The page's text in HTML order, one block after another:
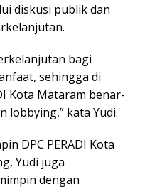
diskusi publik dan
bagi
sehingga di
Kota Mataram benar-
lobbying,” kata Yudi.
DPC PERADI Kota
Yudi juga
dengan